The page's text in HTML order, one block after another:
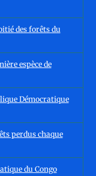
des forêts du
espèce de
Démocratique
perdus chaque
du Congo